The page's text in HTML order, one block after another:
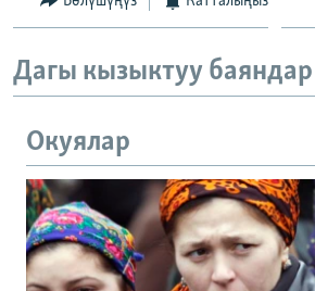
Дагы кызыктуу баяндар
Окуялар